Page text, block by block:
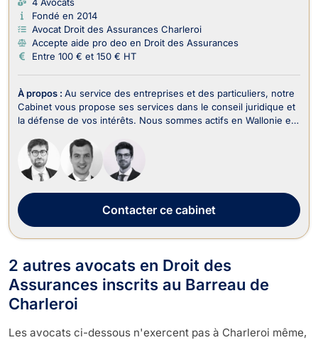
Fondé en 2014
Avocat Droit des Assurances Charleroi
Accepte aide pro deo en Droit des Assurances
Entre 100 € et 150 € HT
À propos : Au service des entreprises et des particuliers, notre
Cabinet vous propose ses services dans le conseil juridique et
la défense de vos intérêts. Nous sommes actifs en Wallonie et
service efficace et complet. La prise en compte de vos besoins
particuliers et le resp...
Contacter ce cabinet
2 autres avocats en Droit des
Assurances inscrits au Barreau de
Charleroi
Les avocats ci-dessous n'exercent pas à Charleroi même,